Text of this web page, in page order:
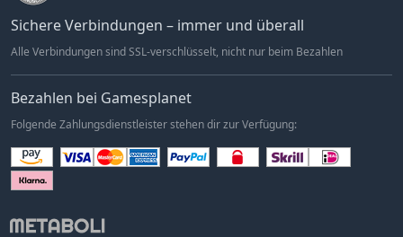
Sichere Verbindungen – immer und überall
Alle Verbindungen sind SSL-verschlüsselt, nicht nur beim Bezahlen
Bezahlen bei Gamesplanet
Folgende Zahlungsdienstleister stehen dir zur Verfügung: